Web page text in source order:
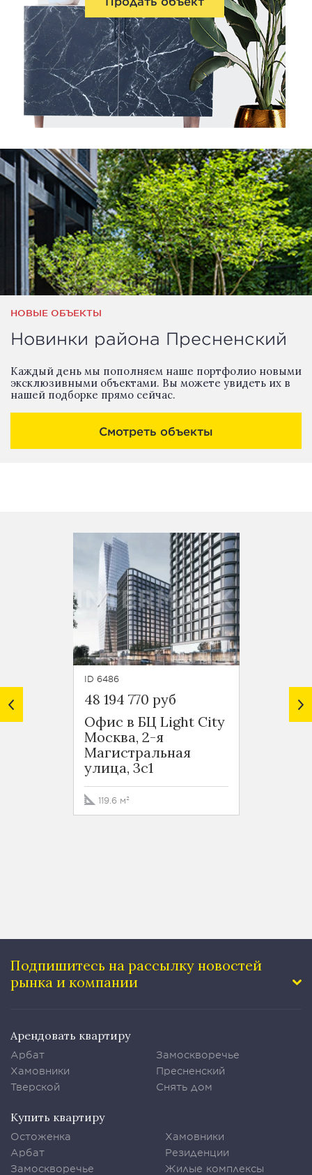
НОВЫЕ ОБЪЕКТЫ
Новинки района Пресненский
Каждый день мы пополняем наше портфолио новыми
эксклюзивными объектами. Вы можете увидеть их в
нашей подборке прямо сейчас.
Смотреть объекты
ID 6486
48 194 770 руб
Офис в БЦ Light City
Москва, 2-я
Магистральная
улица, 3с1
119.6 м²
34
Подпишитесь на рассылку новостей
рынка и компании
Арендовать квартиру
Арбат
Хамовники
Тверской
Замоскворечье
Пресненский
Снять дом
Купить квартиру
Остоженка
Арбат
Замоскворечье
Хамовники
Резиденции
Жилые комплексы